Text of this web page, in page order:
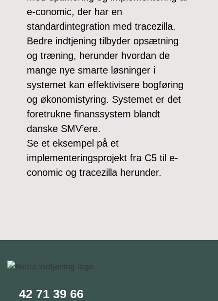
e-conomic, der har en
standardintegration med tracezilla.
Bedre indtjening tilbyder opsætning
og træning, herunder hvordan de
mange nye smarte løsninger i
systemet kan effektivisere bogføring
og økonomistyring. Systemet er det
foretrukne finanssystem blandt
danske SMV’ere.
Se et eksempel på et
implementeringsprojekt fra C5 til e-
conomic og tracezilla herunder.
42 71 39 66